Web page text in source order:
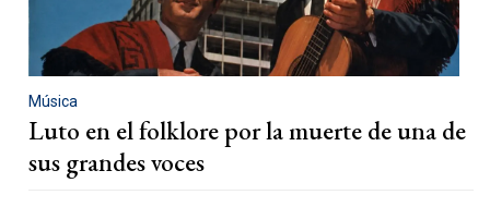
Música
Luto en el folklore por la muerte de una de
sus grandes voces